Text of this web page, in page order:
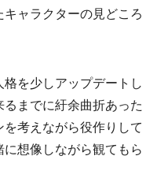
ャラクターの見どころ
を少しアップデートし
までに紆余曲折あった
考えながら役作りして
想像しながら観てもら